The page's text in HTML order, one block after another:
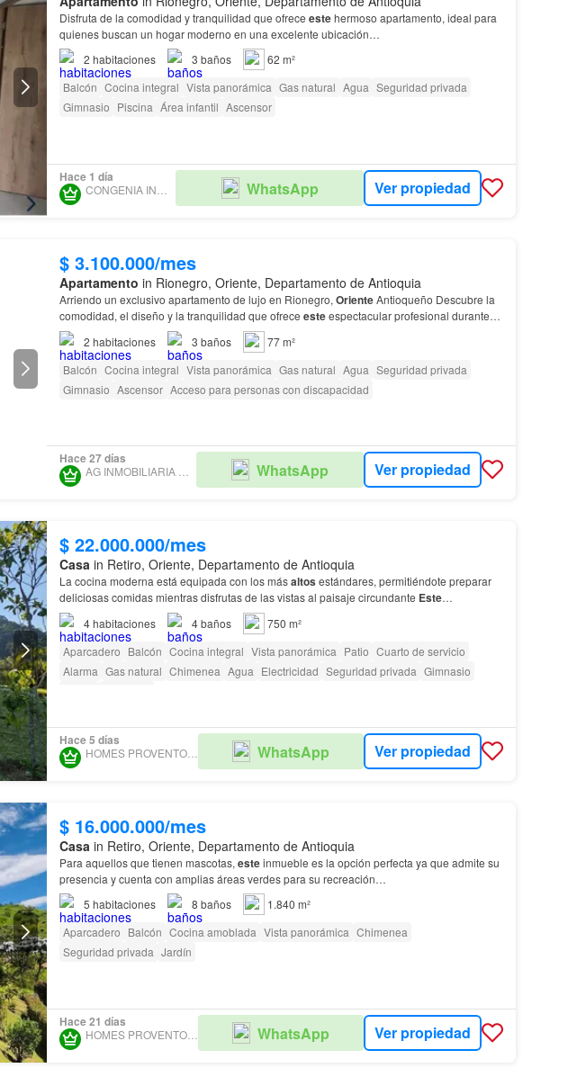
Disfruta de la comodidad y tranquilidad que ofrece estehermoso apartamento, ideal para
quienes buscan un hogar moderno en una excelente ubicación…
2 habitaciones 3 baños
62 m²
Balcón Cocina integral Vista panorámica Gas natural Agua Seguridad privada
Gimnasio Piscina Área infantil Ascensor
Hace 1 día
WhatsApp Ver propiedad
$ 3.100.000/mes
Apartamento in Rionegro, Oriente, Departamento de Antioquia
Arriendo un exclusivo apartamento de lujo en Rionegro, OrienteAntioqueño Descubre la
comodidad, el diseño y la tranquilidad que ofrece esteespectacular profesional durante
todo el proceso de arrendamiento. • Atención person…
2 habitaciones 3 baños
77 m²
Balcón Cocina integral Vista panorámica Gas natural Agua Seguridad privada
Gimnasio Ascensor Acceso para personas con discapacidad
Hace 27 días
WhatsApp Ver propiedad
$ 22.000.000/mes
Casa in Retiro, Oriente, Departamento de Antioquia
La cocina moderna está equipada con los másaltos estándares, permitiéndote preparar
deliciosas comidas mientras disfrutas de las vistas al paisaje circundante Este
impresionante hogar se encuentra en un lote de 11700 m2 que…
4habitaciones 4baños
750 m²
Aparcadero Balcón Cocina integral Vista panorámica Patio Cuarto de servicio
Alarma Gas natural Chimenea Agua Electricidad Seguridad privada Gimnasio
Hace 5 días
HOMES PROVENTO INMOBILIARIA WhatsApp Ver propiedad
$ 16.000.000/mes
Casa in Retiro, Oriente, Departamento de Antioquia
Para aquellos que tienen mascotas, esteinmueble es la opción perfecta ya que admite su
presencia y cuenta con amplias áreas verdes para su recreación…
5 habitaciones 8 baños
1.840 m²
Aparcadero Balcón Cocina amoblada Vista panorámica Chimenea
Seguridad privada Jardín
Hace 21 días
HOMES PROVENTO INMOBILIARIA WhatsApp Ver propiedad